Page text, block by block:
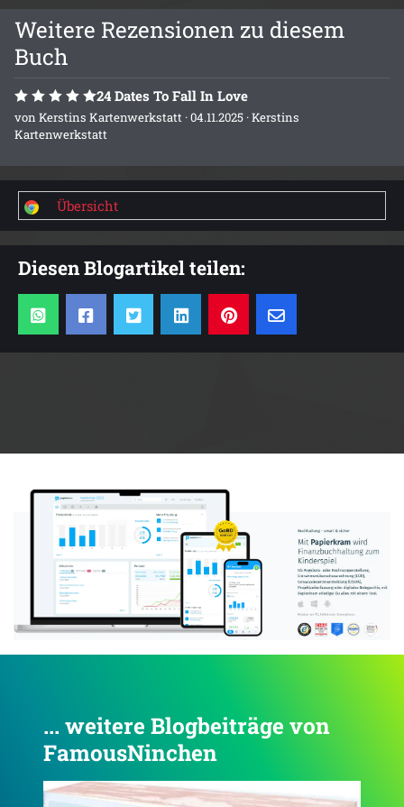
Weitere Rezensionen zu diesem
Buch
24 Dates To Fall In Love
vonKerstins Kartenwerkstatt · 04.11.2025 ·Kerstins
Kartenwerkstatt
Übersicht
Diesen Blogartikel teilen:
... weitere Blogbeiträge von
FamousNinchen